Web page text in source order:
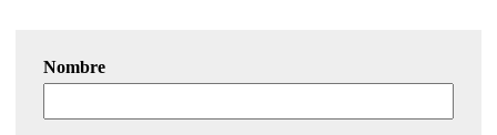
Nombre